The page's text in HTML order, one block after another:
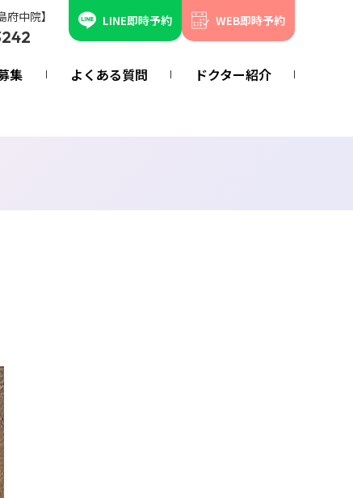
府中院】 LINE即時予約 WEB即時予約
集 よくある質問 ドクター紹介